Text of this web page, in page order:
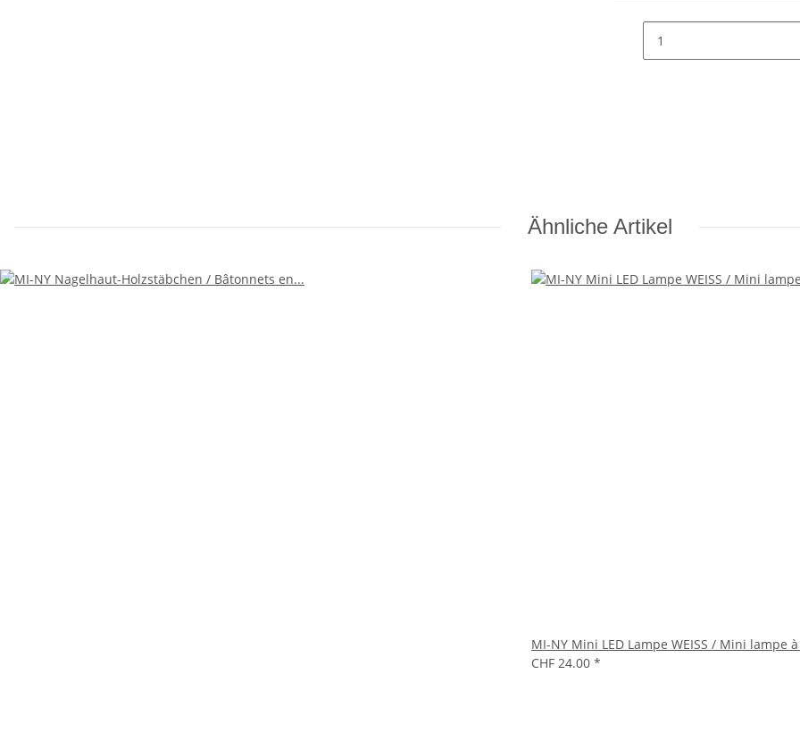
Ähnliche Artikel
MI-NY Mini LED Lampe WEISS / Mini lampe à
CHF 24.00 *